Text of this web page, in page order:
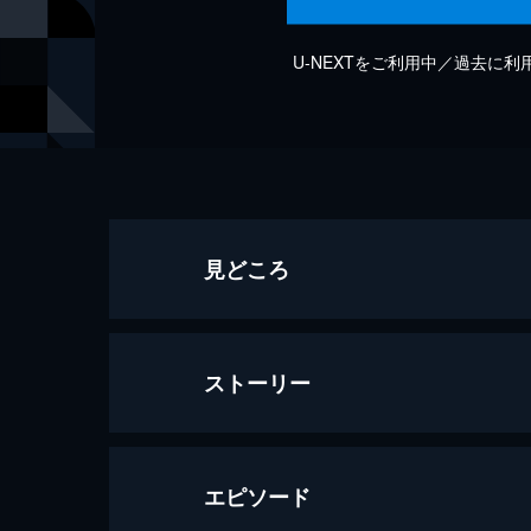
U-NEXTをご利用中／過去に利
見どころ
ストーリー
エピソード